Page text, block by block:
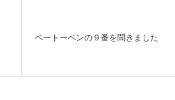
ベートーベンの９番を聞きました